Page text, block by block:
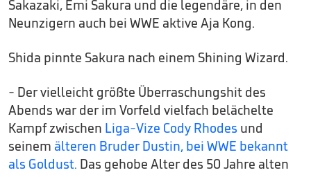
Sakazaki, Emi Sakura und die legendäre, in den
Neunzigern auch bei WWE aktive Aja Kong.
Shida pinnte Sakura nach einem Shining Wizard.
- Der vielleicht größte Überraschungshit des
Abends war der im Vorfeld vielfach belächelte
Kampf zwischen Liga-Vize Cody Rhodes und
seinem älteren Bruder Dustin, bei WWE bekannt
als Goldust. Das gehobe Alter des 50 Jahre alten